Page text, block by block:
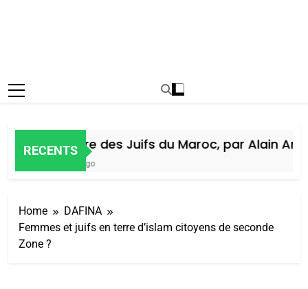
RECENTS
Histoire des Juifs du Maroc, par Alain Amiel
6 Jours Ago
Home
DAFINA
Femmes et juifs en terre d’islam citoyens de seconde
Zone ?